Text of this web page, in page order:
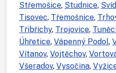
Střemošice, Studnice,
Tisovec, Třemošnice,
Třibřichy, Trojovice,
Úhřetice, Vápenný Podol,
Vítanov, Vojtěchov,
Všeradov, Vysočina,